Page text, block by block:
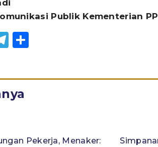
Publik Kementerian
Telegram
Pekerja, Menaker: